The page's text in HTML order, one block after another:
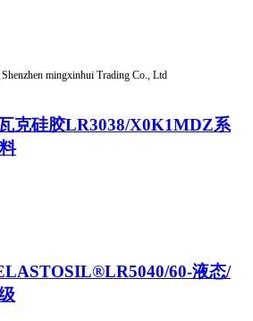
mingxinhui Trading Co., Ltd
克硅胶LR3038/X0K1MDZ系
60-液态/